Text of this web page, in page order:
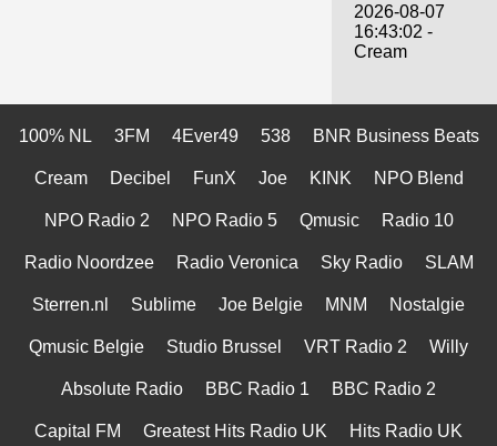
2026-08-07
16:43:02 -
Cream
100% NL 3FM 4Ever49 538 BNR Business Beats
Cream Decibel FunX Joe KINK NPO Blend
NPO Radio 2 NPO Radio 5 Qmusic Radio 10
Radio Noordzee Radio Veronica Sky Radio SLAM
Sterren.nl Sublime Joe Belgie MNM Nostalgie
Qmusic Belgie Studio Brussel VRT Radio 2 Willy
Absolute Radio BBC Radio 1 BBC Radio 2
Capital FM Greatest Hits Radio UK Hits Radio UK